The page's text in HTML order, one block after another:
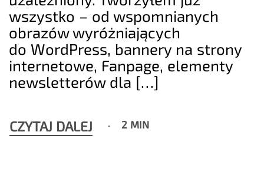
wszystko – od wspomnianych
obrazów wyróżniających
do WordPress, bannery na strony
internetowe, Fanpage, elementy
newsletterów dla […]
CZYTAJ DALEJ 2 MIN